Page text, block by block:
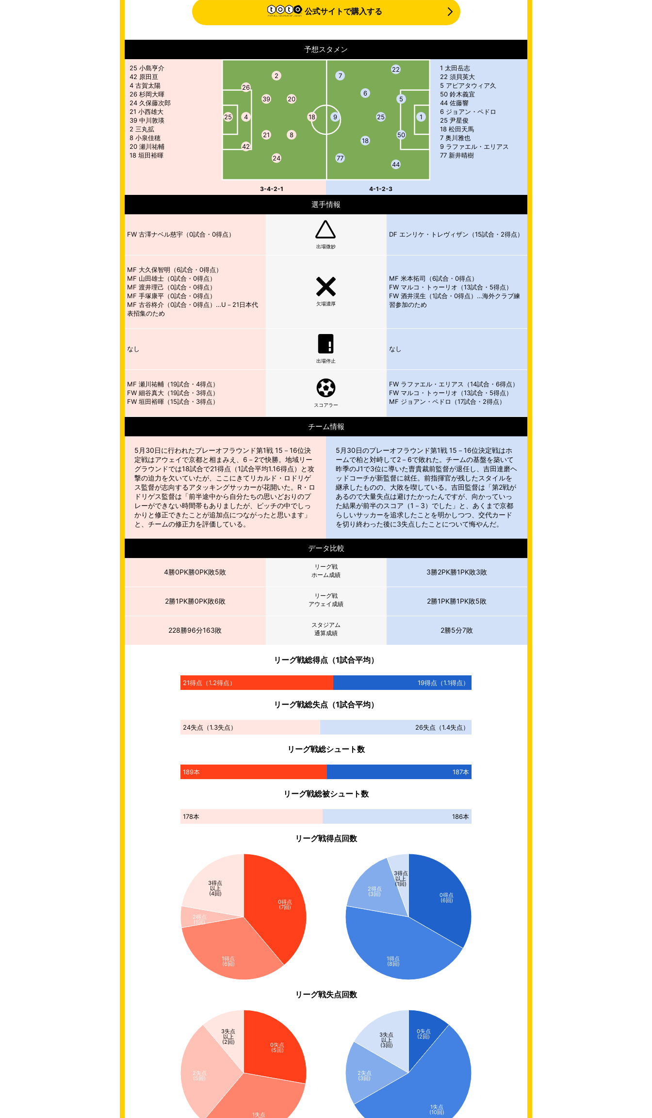
公式サイトで購入する
予想スタメン
2
26
39
20
25 4 18
21
8
42
24
22
7
6
5
9 25 1
50
18
77
44
3-4-2-1
25 小島亨介
42 原田亘
4 古賀太陽
26 杉岡大暉
24 久保藤次郎
21 小西雄大
39 中川敦瑛
2 三丸拡
8 小泉佳穂
20 瀬川祐輔
18 垣田裕暉
4-1-2-3
1 太田岳志
22 須貝英大
5 アピアタウィア久
50 鈴木義宜
44 佐藤響
6 ジョアン・ペドロ
25 尹星俊
18 松田天馬
7 奥川雅也
9 ラファエル・エリアス
77 新井晴樹
選手情報
FW 古澤ナベル慈宇（0試合・0得点）
出場微妙
DF エンリケ・トレヴィザン（15試合・2得点）
MF 大久保智明（6試合・0得点）
MF 山田雄士（0試合・0得点）
MF 渡井理己（0試合・0得点）
MF 手塚康平（0試合・0得点）
MF 古谷柊介（0試合・0得点）…U－21日本代
表招集のため
欠場濃厚
MF 米本拓司（6試合・0得点）
FW マルコ・トゥーリオ（13試合・5得点）
FW 酒井滉生（1試合・0得点）…海外クラブ練
習参加のため
なし
出場停止
なし
MF 瀬川祐輔（19試合・4得点）
FW 細谷真大（19試合・3得点）
FW 垣田裕暉（15試合・3得点）
スコアラー
FW ラファエル・エリアス（14試合・6得点）
FW マルコ・トゥーリオ（13試合・5得点）
MF ジョアン・ペドロ（17試合・2得点）
チーム情報
5月30日に行われたプレーオフラウンド第1戦 15－16位決
定戦はアウェイで京都と相まみえ、6－2で快勝。地域リー
グラウンドでは18試合で21得点（1試合平均1.16得点）と攻
撃の迫力を欠いていたが、ここにきてリカルド・ロドリゲ
ス監督が志向するアタッキングサッカーが花開いた。R・ロ
ドリゲス監督は「前半途中から自分たちの思いどおりのプ
レーができない時間帯もありましたが、ピッチの中でしっ
かりと修正できたことが追加点につながったと思います」
と、チームの修正力を評価している。
5月30日のプレーオフラウンド第1戦 15－16位決定戦はホ
ームで柏と対峙して2－6で敗れた。チームの基盤を築いて
昨季のJ1で3位に導いた曺貴裁前監督が退任し、吉田達磨ヘ
ッドコーチが新監督に就任。前指揮官が残したスタイルを
継承したものの、大敗を喫している。吉田監督は「第2戦が
あるので大量失点は避けたかったんですが、向かっていっ
た結果が前半のスコア（1－3）でした」と、あくまで京都
らしいサッカーを追求したことを明かしつつ、交代カード
を切り終わった後に3失点したことについて悔やんだ。
データ比較
4勝0PK勝0PK敗5敗
リーグ戦
ホーム成績
3勝2PK勝1PK敗3敗
2勝1PK勝0PK敗6敗
リーグ戦
アウェイ成績
2勝1PK勝1PK敗5敗
228勝96分163敗
スタジアム
通算成績
2勝5分7敗
リーグ戦総得点（1試合平均）
21得点 （1.2得点） 19得点 （1.1得点）
リーグ戦総失点（1試合平均）
24失点 （1.3失点） 26失点 （1.4失点）
リーグ戦総シュート数
189本 187本
リーグ戦総被シュート数
178本 186本
リーグ戦得点回数
0得点
(7回)
1得点
(6回)
2得点
(1回)
3得点
以上
(4回) 0得点
(6回)
1得点
(8回)
2得点
(3回)
3得点
以上
(1回)
リーグ戦失点回数
0失点
(5回)
1失点
2失点
(5回)
3失点
以上
(2回)
0失点
(2回)
1失点
(10回)
2失点
(3回)
3失点
以上
(3回)